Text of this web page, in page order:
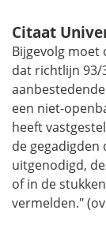
Citaat
Bijgevolg moet
dat richtlijn 93/
een niet-
heeft
de
uitgenodigd,
of in de
vermelden."